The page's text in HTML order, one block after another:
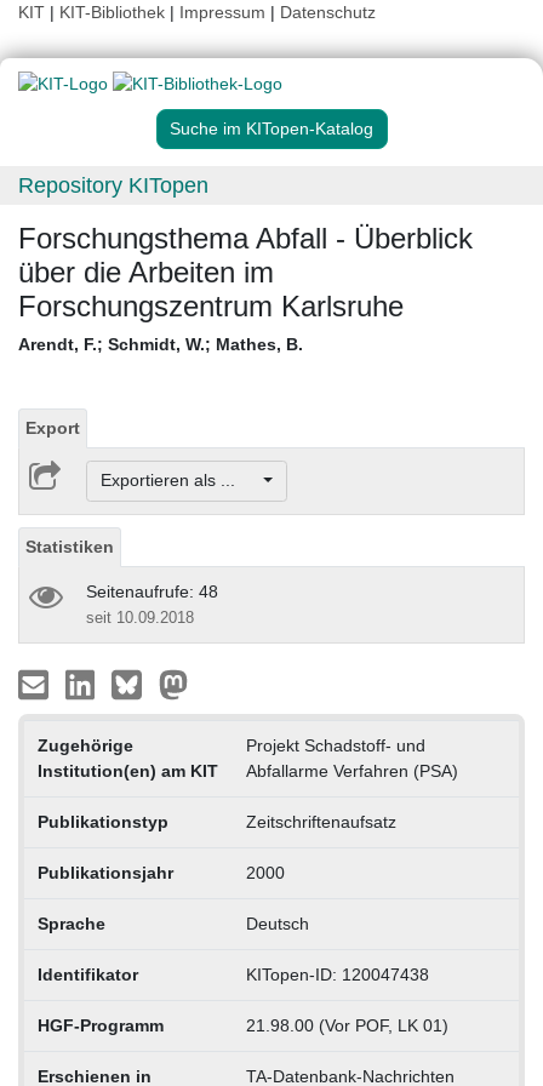
KIT | KIT-Bibliothek | Impressum | Datenschutz
Suche im KITopen-Katalog
Repository KITopen
Forschungsthema Abfall - Überblick
über die Arbeiten im
Forschungszentrum Karlsruhe
Arendt, F.; Schmidt, W.; Mathes, B.
Export
Exportieren als ...
Statistiken
Seitenaufrufe: 48
seit 10.09.2018
Zugehörige
Institution(en) am KIT
Projekt Schadstoff- und
Abfallarme Verfahren (PSA)
Publikationstyp Zeitschriftenaufsatz
Publikationsjahr 2000
Sprache Deutsch
Identifikator KITopen-ID: 120047438
HGF-Programm 21.98.00 (Vor POF, LK 01)
Erschienen in TA-Datenbank-Nachrichten